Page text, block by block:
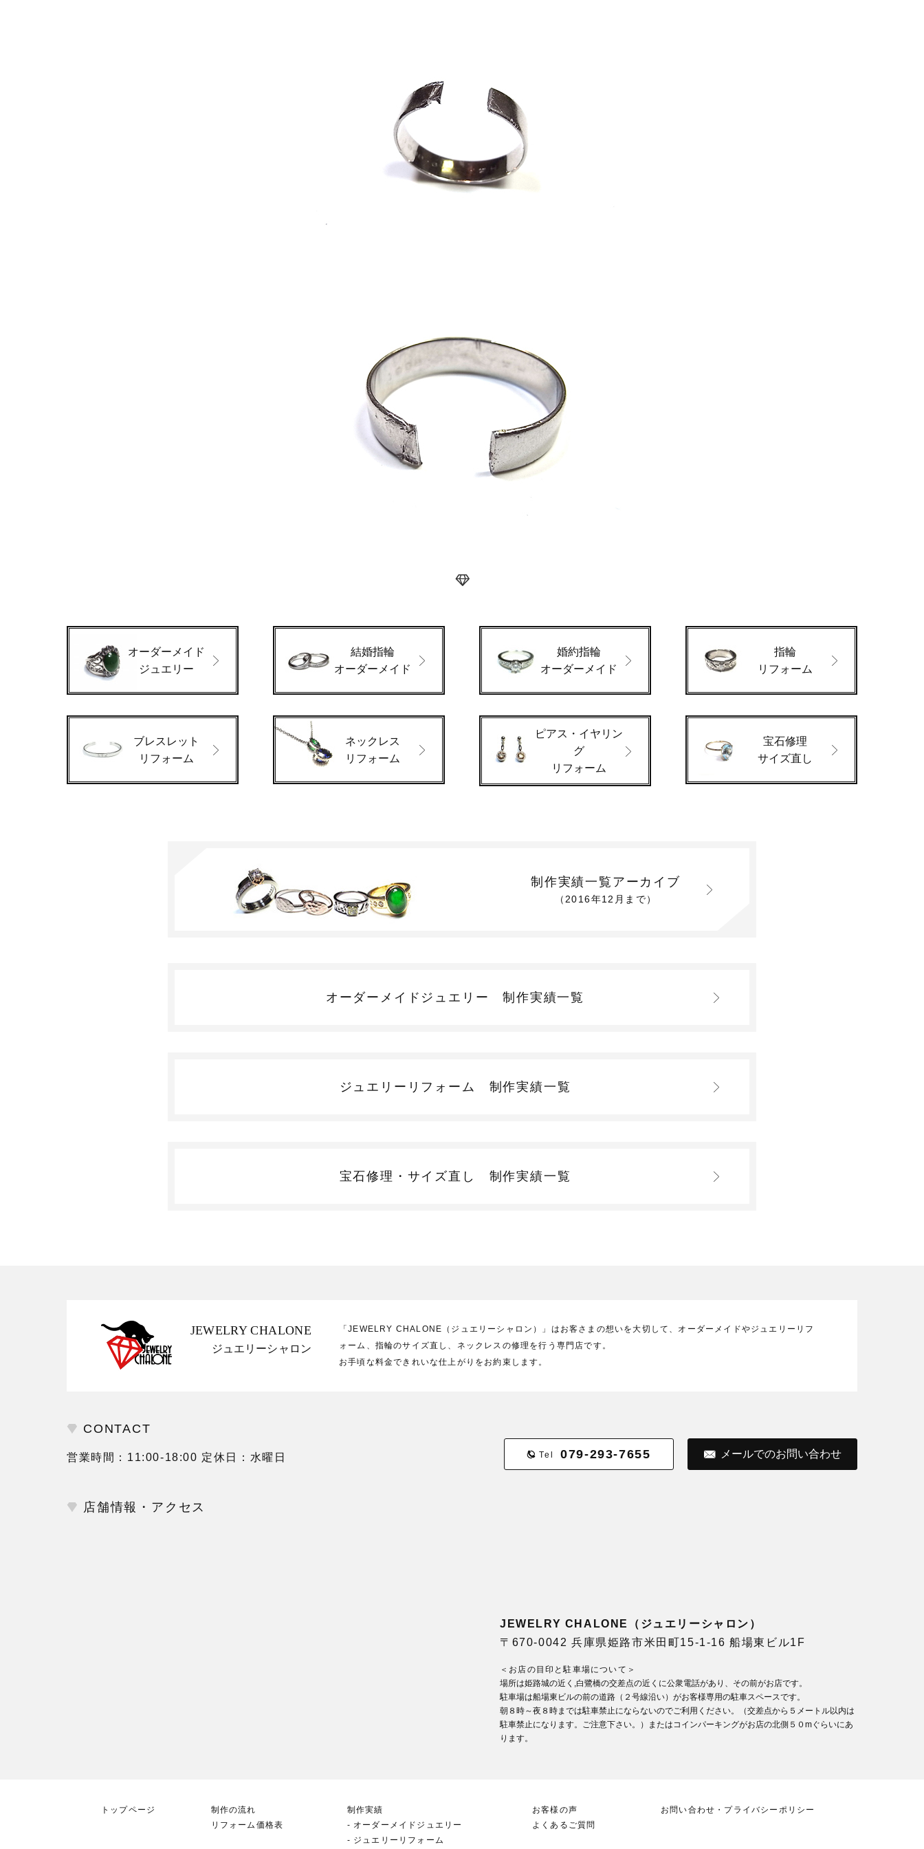
オーダーメイド
ジュエリー
結婚指輪
オーダーメイド
婚約指輪
オーダーメイド
指輪
リフォーム
ブレスレット
リフォーム
ネックレス
リフォーム
ピアス・イヤリン
グ
リフォーム
宝石修理
サイズ直し
制作実績一覧アーカイブ
（2016年12月まで）
オーダーメイドジュエリー制作実績一覧
ジュエリーリフォーム 制作実績一覧
宝石修理・サイズ直し 制作実績一覧
JEWELRY CHALONE
ジュエリーシャロン
「JEWELRY CHALONE（ジュエリーシャロン）」はお客さまの想いを大切して、オーダーメイドやジュエリーリフ
ォーム、指輪のサイズ直し、ネックレスの修理を行う専門店です。
お手頃な料金できれいな仕上がりをお約束します。
CONTACT
営業時間：11:00-18:00 定休日：水曜日 Tel 079-293-7655 メールでのお問い合わせ
店舗情報・アクセス
JEWELRY CHALONE（ジュエリーシャロン）
〒670-0042 兵庫県姫路市米田町15-1-16 船場東ビル1F
＜お店の目印と駐車場について＞
場所は姫路城の近く,白鷺橋の交差点の近くに公衆電話があり、その前がお店です。
駐車場は船場東ビルの前の道路（２号線沿い）がお客様専用の駐車スペースです。
朝８時～夜８時までは駐車禁止にならないのでご利用ください。（交差点から５メートル以内は
駐車禁止になります。ご注意下さい。）またはコインパーキングがお店の北側５０mぐらいにあ
ります。
トップページ
制作の流れ
リフォーム価格表
制作実績
オーダーメイドジュエリー
ジュエリーリフォーム
お客様の声
よくあるご質問
お問い合わせ・プライバシーポリシー